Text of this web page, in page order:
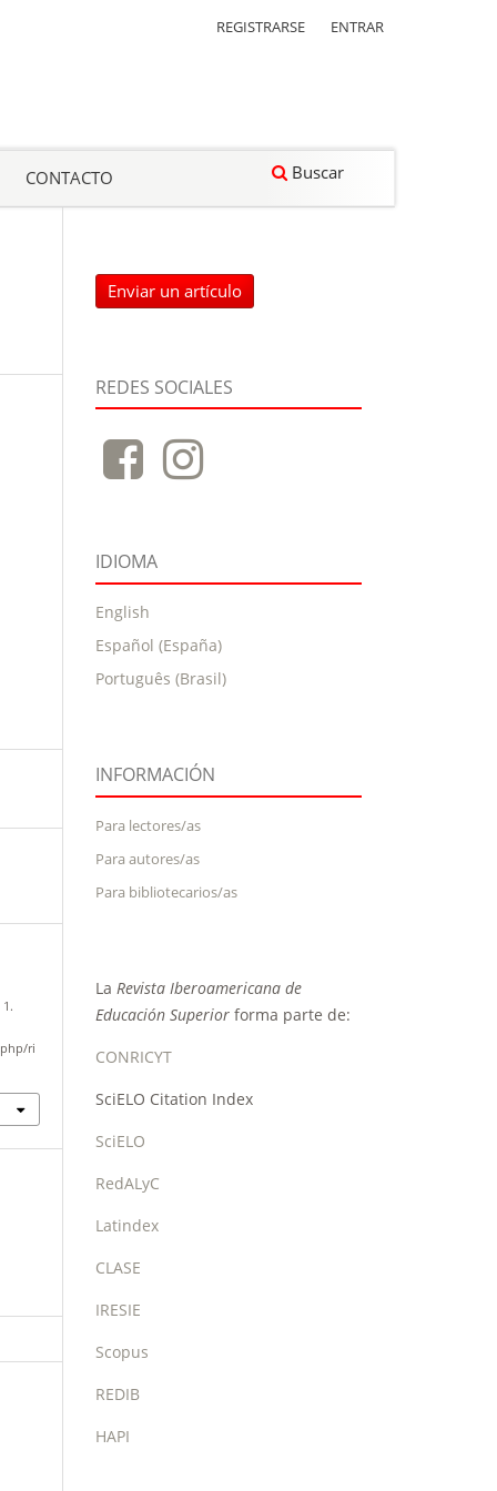
CONTACTO Buscar
REGISTRARSE ENTRAR
1.
ri
Enviar un artículo
REDES SOCIALES
IDIOMA
English
Español (España)
Português (Brasil)
INFORMACIÓN
Para lectores/as
Para autores/as
Para bibliotecarios/as
La Revista Iberoamericana de
Educación Superior forma parte de:
CONRICYT
SciELO Citation Index
SciELO
RedALyC
Latindex
CLASE
IRESIE
Scopus
REDIB
HAPI